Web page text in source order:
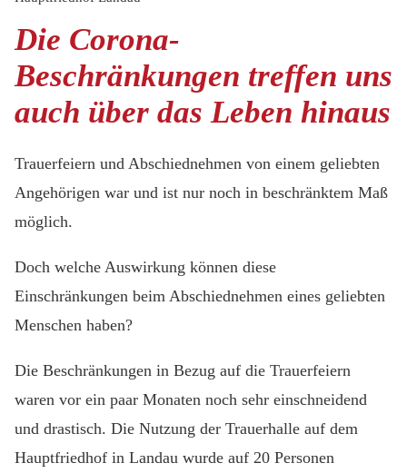
Die Corona-
Beschränkungen treffen uns
auch über das Leben hinaus
Trauerfeiern und Abschiednehmen von einem geliebten
Angehörigen war und ist nur noch in beschränktem Maß
möglich.
Doch welche Auswirkung können diese
Einschränkungen beim Abschiednehmen eines geliebten
Menschen haben?
Die Beschränkungen in Bezug auf die Trauerfeiern
waren vor ein paar Monaten noch sehr einschneidend
und drastisch. Die Nutzung der Trauerhalle auf dem
Hauptfriedhof in Landau wurde auf 20 Personen